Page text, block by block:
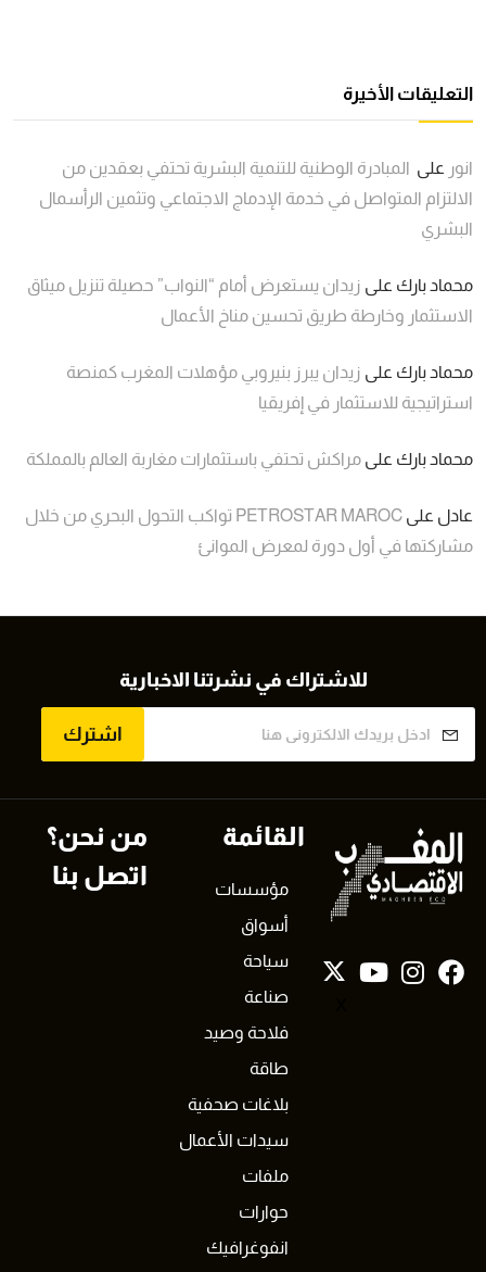
التعليقات الأخيرة
انور على المبادرة الوطنية للتنمية البشرية تحتفي بعقدين من
الالتزام المتواصل في خدمة الإدماج الاجتماعي وتثمين الرأسمال
البشري
محماد بارك على زيدان يستعرض أمام “النواب” حصيلة تنزيل ميثاق
الاستثمار وخارطة طريق تحسين مناخ الأعمال
محماد بارك على زيدان يبرز بنيروبي مؤهلات المغرب كمنصة
استراتيجية للاستثمار في إفريقيا
محماد بارك على مراكش تحتفي باستثمارات مغاربة العالم بالمملكة
عادل على
PETROSTAR MAROC تواكب التحول البحري من خلال
مشاركتها في أول دورة لمعرض الموانئ
للاشتراك في نشرتنا الاخبارية
اشترك
القائمة
مؤسسات
أسواق
سياحة
صناعة
فلاحة وصيد
طاقة
بلاغات صحفية
سيدات الأعمال
ملفات
حوارات
انفوغرافيك
من نحن؟
اتصل بنا